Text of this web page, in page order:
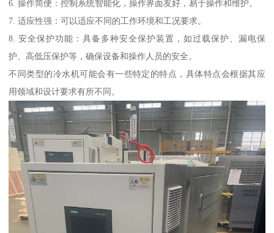
6. 操作简便：控制系统智能化，操作界面友好，易于操作和维护。
7. 适应性强：可以适应不同的工作环境和工况要求。
8. 安全保护功能：具备多种安全保护装置，如过载保护、漏电保
护、高低压保护等，确保设备和操作人员的安全。
不同类型的冷水机可能会有一些特定的特点，具体特点会根据其应
用领域和设计要求有所不同。